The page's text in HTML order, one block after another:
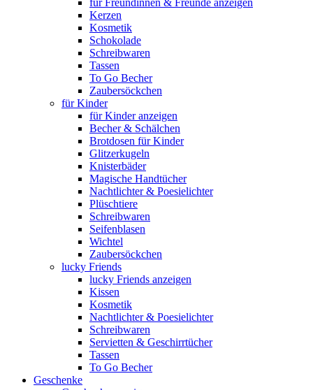
Kerzen
Kosmetik
Schokolade
Schreibwaren
Tassen
To Go Becher
Zaubersöckchen
für Kinder
für Kinder anzeigen
Becher & Schälchen
Brotdosen für Kinder
Glitzerkugeln
Knisterbäder
Magische Handtücher
Nachtlichter & Poesielichter
Plüschtiere
Schreibwaren
Seifenblasen
Wichtel
Zaubersöckchen
lucky Friends
lucky Friends anzeigen
Kissen
Kosmetik
Nachtlichter & Poesielichter
Schreibwaren
Servietten & Geschirrtücher
Tassen
To Go Becher
Geschenke